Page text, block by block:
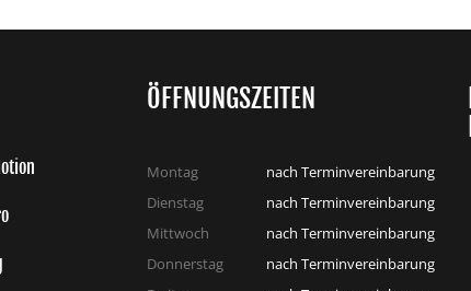
ÖFFNUNGSZEITEN
Montag
nach Terminvereinbarung
Dienstag
nach Terminvereinbarung
Mittwoch
nach Terminvereinbarung
Donnerstag
nach Terminvereinbarung